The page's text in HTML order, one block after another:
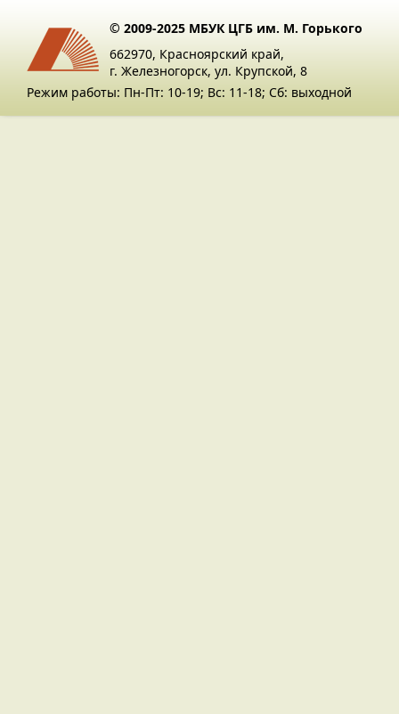
© 2009-2025 МБУК ЦГБ им. М. Горького
662970, Красноярский край,
г. Железногорск, ул. Крупской, 8
Режим работы: Пн-Пт: 10-19; Вс: 11-18; Сб: выходной